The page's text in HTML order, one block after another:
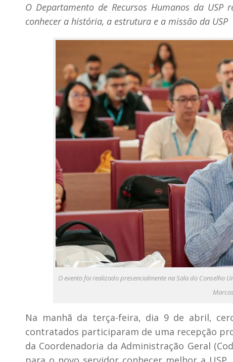
O Departamento de Recursos Humanos da
conhecer a história, a estrutura e a missão da USP
O evento foi realizado presencialmente na Sala do Conselho
Na manhã da terça-feira, dia 9 de abril,
contratados participaram de uma recepção
da Coordenadoria da Administração Geral